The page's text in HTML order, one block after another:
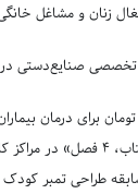
زنان و مشاغل
صنایع‌دستی در
طراحی تمبر